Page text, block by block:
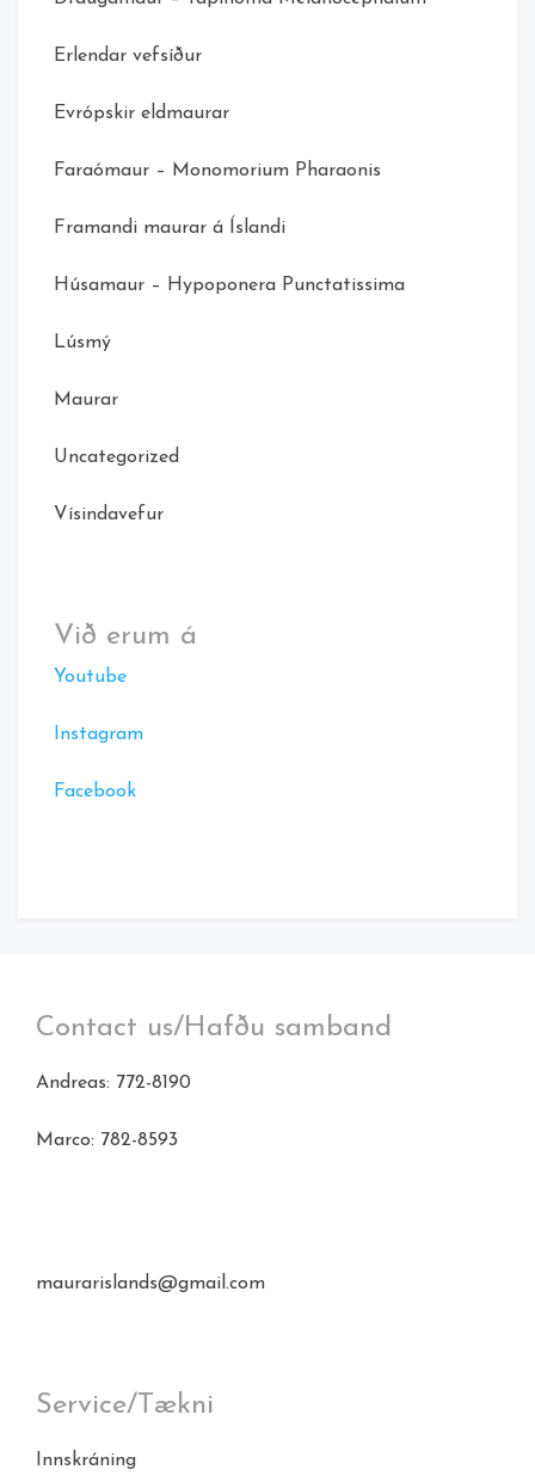
Erlendar vefsíður
Evrópskir eldmaurar
Faraómaur – Monomorium Pharaonis
Framandi maurar á Íslandi
Húsamaur – Hypoponera Punctatissima
Lúsmý
Maurar
Uncategorized
Vísindavefur
Við erum á
Youtube
Instagram
Facebook
Contact us/Hafðu samband
Andreas: 772-8190
Marco: 782-8593
maurarislands@gmail.com
Service/Tækni
Innskráning